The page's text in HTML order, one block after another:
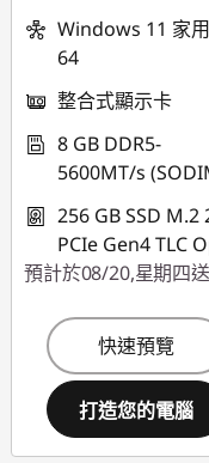
Windows 11 家
64
整合式顯示卡
8 GB DDR5-
5600MT/s
256 GB SSD M.2
PCIe Gen4 TLC
預計於08/20,星期四
快速預覽
打造您的電腦